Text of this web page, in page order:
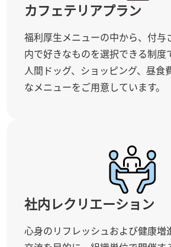
カフェテリアプラン
福利厚生メニューの中から、付与
内で好きなものを選択できる制度
人間ドッグ、ショッピング、昼食
なメニューをご用意しています。
社内レクリエーション
心身のリフレッシュおよび健康増